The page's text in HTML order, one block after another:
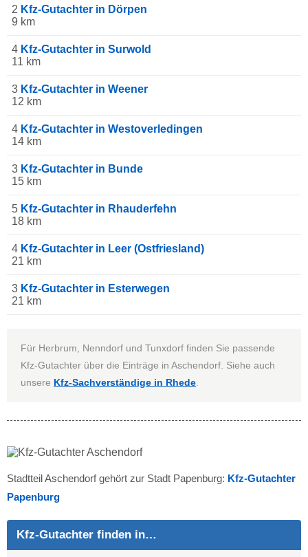
2 Kfz-Gutachter in Dörpen
9 km
4 Kfz-Gutachter in Surwold
11 km
3 Kfz-Gutachter in Weener
12 km
4 Kfz-Gutachter in Westoverledingen
14 km
3 Kfz-Gutachter in Bunde
15 km
5 Kfz-Gutachter in Rhauderfehn
18 km
4 Kfz-Gutachter in Leer (Ostfriesland)
21 km
3 Kfz-Gutachter in Esterwegen
21 km
Für Herbrum, Nenndorf und Tunxdorf finden Sie passende
Kfz-Gutachter über die Einträge in Aschendorf. Siehe auch
unsere Kfz-Sachverständige in Rhede.
Stadtteil Aschendorf gehört zur Stadt Papenburg: Kfz-Gutachter
Papenburg
Kfz-Gutachter finden in…